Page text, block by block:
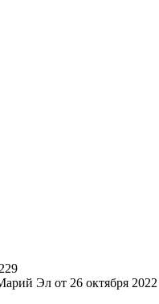
Эл от 26 октября